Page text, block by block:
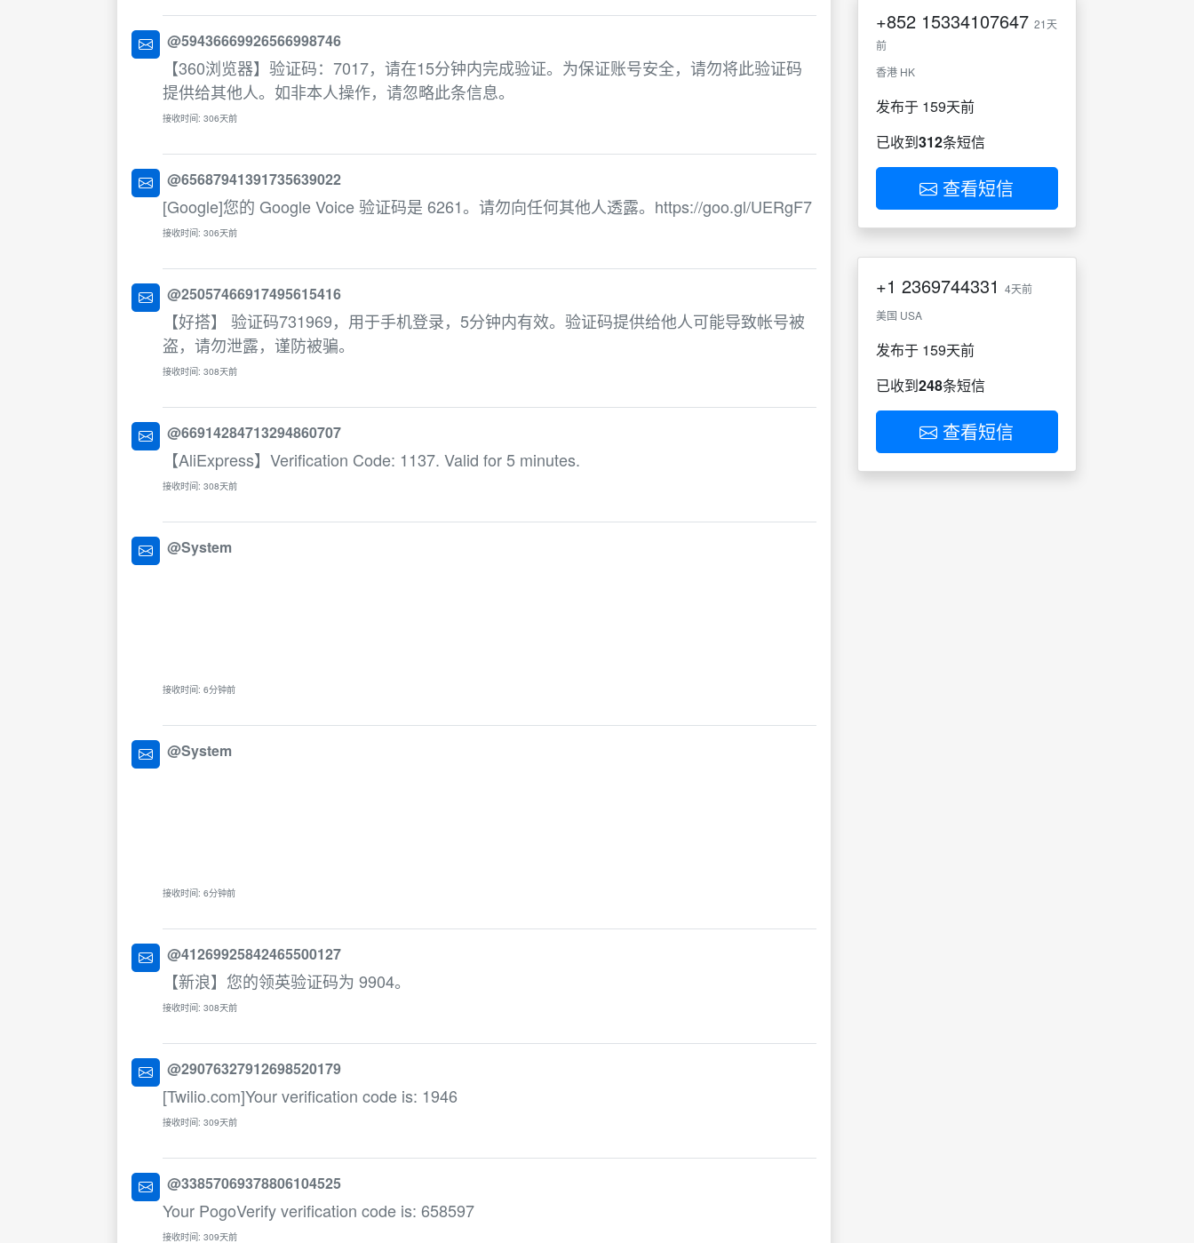
@59436669926566998746
【360浏览器】验证码：7017，请在15分钟内完成验证。为保证账号安全，请勿将此验证码
提供给其他人。如非本人操作，请忽略此条信息。
接收时间: 306天前
@65687941391735639022
[Google]您的 Google Voice 验证码是 6261。请勿向任何其他人透露。https://goo.gl/UERgF7
接收时间: 306天前
@25057466917495615416
【好搭】 验证码731969，用于手机登录，5分钟内有效。验证码提供给他人可能导致帐号被
盗，请勿泄露，谨防被骗。
接收时间: 308天前
@66914284713294860707
【AliExpress】Verification Code: 1137. Valid for 5 minutes.
接收时间: 308天前
@System
接收时间: 6分钟前
@System
接收时间: 6分钟前
@41269925842465500127
【新浪】您的领英验证码为 9904。
接收时间: 308天前
@29076327912698520179
[Twilio.com]Your verification code is: 1946
接收时间: 309天前
@33857069378806104525
Your PogoVerify verification code is: 658597
接收时间: 309天前
+852 15334107647 21天
前
香港 HK
发布于 159天前
已收到312条短信
查看短信
+1 2369744331 4天前
美国 USA
发布于 159天前
已收到248条短信
查看短信